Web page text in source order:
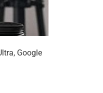
Google